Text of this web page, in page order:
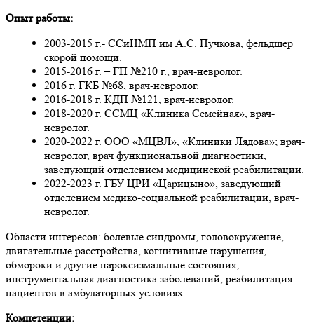
Опыт работы:
2003-2015 г.- ССиНМП им А.С. Пучкова, фельдшер
скорой помощи.
2015-2016 г. – ГП №210 г., врач-невролог.
2016 г. ГКБ №68, врач-невролог.
2016-2018 г. КДП №121, врач-невролог.
2018-2020 г. ССМЦ «Клиника Семейная», врач-
невролог.
2020-2022 г. ООО «МЦВЛ», «Клиники Лядова»; врач-
невролог, врач функциональной диагностики,
заведующий отделением медицинской реабилитации.
2022-2023 г. ГБУ ЦРИ «Царицыно», заведующий
отделением медико-социальной реабилитации, врач-
невролог.
Области интересов: болевые синдромы, головокружение,
двигательные расстройства, когнитивные нарушения,
обмороки и другие пароксизмальные состояния;
инструментальная диагностика заболеваний, реабилитация
пациентов в амбулаторных условиях.
Компетенции: